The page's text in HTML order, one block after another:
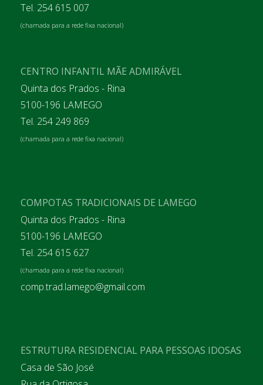
Tel. 254 615 007
(chamada para a rede fixa nacional)
CENTRO INFANTIL MÃE ADMIRÁVEL
Quinta dos Prados - Rina
5100-196 LAMEGO
Tel. 254 249 869
(chamada para a rede fixa nacional)
COMPOTAS TRADICIONAIS DE LAMEGO
Quinta dos Prados - Rina
5100-196 LAMEGO
Tel. 254 615 627
(chamada para a rede fixa nacional)
comp.trad.lamego@gmail.com
ESTRUTURA RESIDENCIAL PARA PESSOAS IDOSAS
Casa de São José